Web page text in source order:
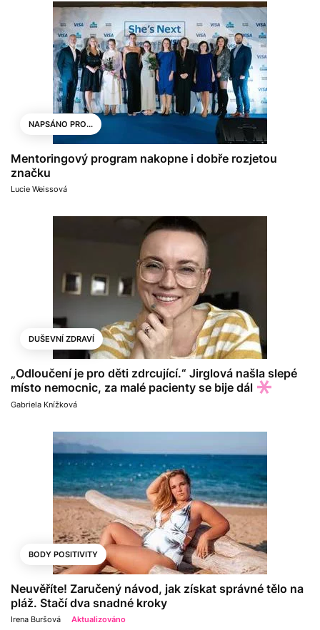
NAPSÁNO PRO...
Mentoringový program nakopne i dobře rozjetou
značku
Lucie Weissová
DUŠEVNÍ ZDRAVÍ
„Odloučení je pro děti zdrcující.“ Jirglová našla slepé
místo nemocnic, za malé pacienty se bije dál
Gabriela Knížková
BODY POSITIVITY
Neuvěříte! Zaručený návod, jak získat správné tělo na
pláž. Stačí dva snadné kroky
Irena Buršová Aktualizováno